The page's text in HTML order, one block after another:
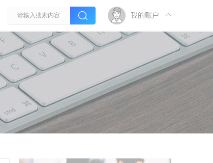
我的账户